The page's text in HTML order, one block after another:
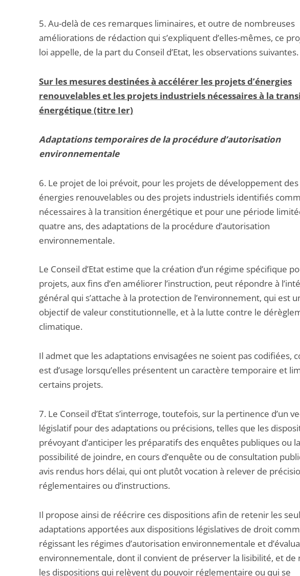
5. Au-delà de ces remarques liminaires, et outre de nombreuses
améliorations de rédaction qui s’expliquent d’elles-mêmes, ce
loi appelle, de la part du Conseil d’Etat, les observations suivantes.
Sur les mesures destinées à accélérer les projets d’énergies
renouvelables et les projets industriels nécessaires à la
énergétique (titre Ier)
Adaptations temporaires de la procédure d’autorisation
environnementale
6. Le projet de loi prévoit, pour les projets de développement des
énergies renouvelables ou des projets industriels identifiés
nécessaires à la transition énergétique et pour une période
quatre ans, des adaptations de la procédure d’autorisation
environnementale.
Le Conseil d’Etat estime que la création d’un régime spécifique
projets, aux fins d’en améliorer l’instruction, peut répondre à
général qui s’attache à la protection de l’environnement, qui est
objectif de valeur constitutionnelle, et à la lutte contre le
climatique.
Il admet que les adaptations envisagées ne soient pas codifiées,
est d’usage lorsqu’elles présentent un caractère temporaire et
certains projets.
7. Le Conseil d’Etat s’interroge, toutefois, sur la pertinence d’un
législatif pour des adaptations ou précisions, telles que les
prévoyant d’anticiper les préparatifs des enquêtes publiques ou la
possibilité de joindre, en cours d’enquête ou de consultation
avis rendus hors délai, qui ont plutôt vocation à relever de
réglementaires ou d’instructions.
Il propose ainsi de réécrire ces dispositions afin de retenir les
adaptations apportées aux dispositions législatives de droit
régissant les régimes d’autorisation environnementale et
environnementale, dont il convient de préserver la lisibilité, et
les dispositions qui relèvent du pouvoir réglementaire ou qui se